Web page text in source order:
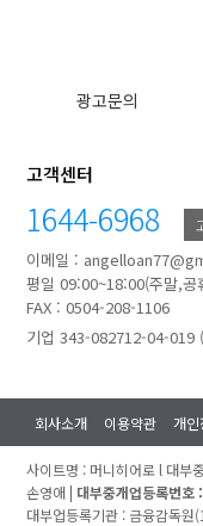
광고문의
고객센터
1644-6968
이메일 :
평일 09:00~18:00(주말,공
FAX : 0504-208-1106
기업 343-082712-04-019
회사소개 이용약관 개인
사이트명 : 머니히어로 l 대부
손영애 | 대부중개업등록번
대부업등록기관 : 금융감독원